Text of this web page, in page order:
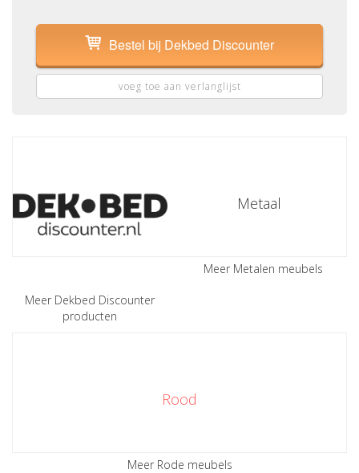
Bestel bij Dekbed Discounter
voeg toe aan verlanglijst
Meer Dekbed Discounter
producten
Metaal
Meer Metalen meubels
Rood
Meer Rode meubels